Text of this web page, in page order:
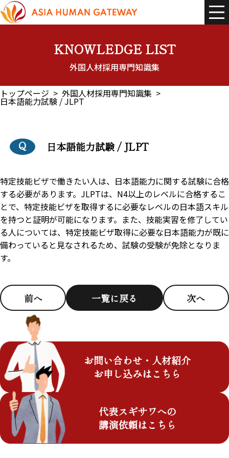
コ
ン
テ
ン
ナ
ビ
ゲ
ー
KNOWLEDGE LIST
外国人材採用専門知識集
トップページ 外国人材採用専門知識集
日本語能力試験 / JLPT
日本語能力試験 / JLPT
特定技能ビザで働きたい人は、日本語能力に関する試験に合格
する必要があります。JLPTは、N4以上のレベルに合格するこ
とで、特定技能ビザを取得するに必要なレベルの日本語スキル
を持つと証明が可能になります。また、技能実習を修了してい
る人については、特定技能ビザ取得に必要な日本語能力が既に
備わっていると見なされるため、試験の受験が免除となりま
す。
前へ 一覧に戻る 次へ
お問い合わせ・人材紹介
お申し込みはこちら
代表スギサワへの
講演依頼はこちら